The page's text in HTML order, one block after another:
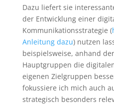
Dazu liefert sie
der Entwicklung einer
Kommunikationsstrategie (
Anleitung dazu) nutzen
beispielsweise, anhand
Hauptgruppen die
eigenen Zielgruppen
fokussiere ich mich auch
strategisch besonders